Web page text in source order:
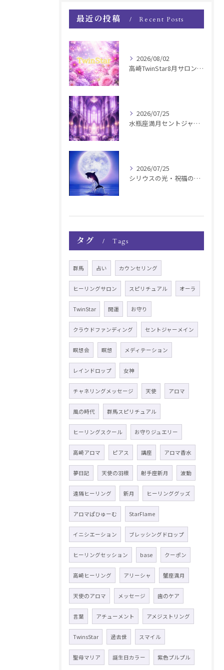
最近の投稿 Recent Posts
2026/08/02
高崎TwinStar8月サロンお知らせ
2026/07/25
水瓶座満月セントジャーメインGSVF遠隔お知らせ
2026/07/25
シリウスの光・祝福の波動チャージ遠隔お知らせ〜銀河新年〜
タグ Tags
群馬 占い カウンセリング
ヒーリングサロン スピリチュアル オーラ
TwinStar 開運 お守り
クラウドファンディング セントジャーメイン
瞑想会 瞑想 メディテーション
レインドロップ 女神
チャネリングメッセージ 天使 アロマ
風の時代 群馬スピリチュアル
ヒーリングスクール お守りジュエリー
高崎アロマ ピアス 講座 アロマ香水
夢日記 天使の羽根 射手座新月 波動
遠隔ヒーリング 新月 ヒーリンググッズ
アロマぱひゅーむ StarFlame
イニシエーション ブレッシングドロップ
ヒーリングセッション base クーポン
高崎ヒーリング アリーシャ 蟹座満月
天使のアロマ メッセージ 歯のケア
言葉 アチューメント アメジストリング
TwinsStar 過去世 スマイル
聖母マリア 誕生日カラー 紫色プルプル